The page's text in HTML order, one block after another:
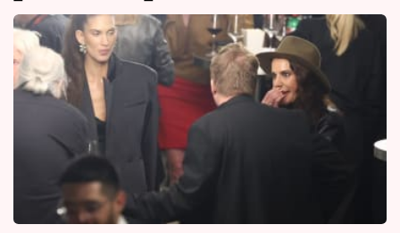
Vztahy
Seriály
Horoskopy
Sledujte prima+
Filmový festival Karlovy Vary